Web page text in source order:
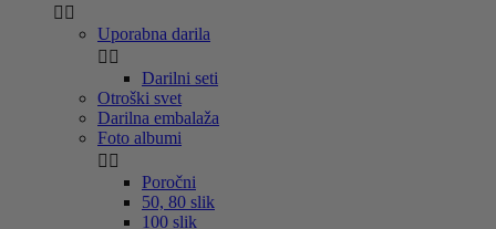
 
Uporabna darila
 
Darilni seti
Otroški svet
Darilna embalaža
Foto albumi
 
Poročni
50, 80 slik
100 slik